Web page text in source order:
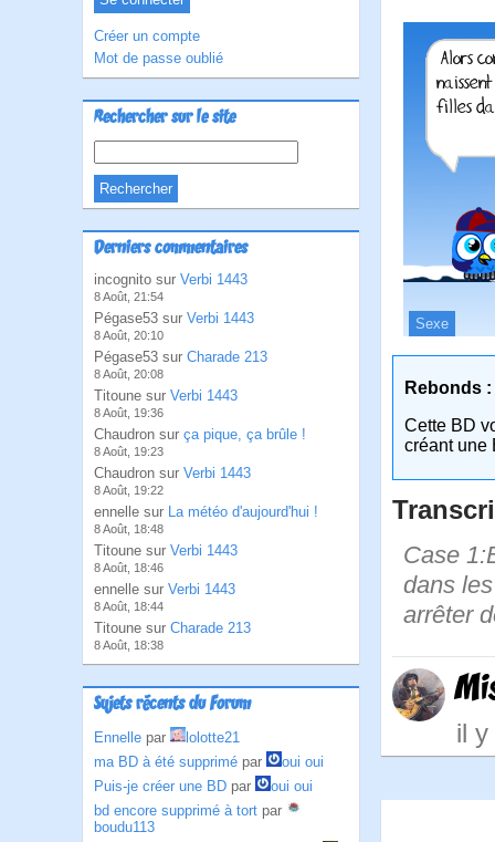
Créer un compte
Mot de passe oublié
Rechercher sur le site
Derniers commentaires
incognito sur Verbi 1443
8 Août, 21:54
Pégase53 sur Verbi 1443
8 Août, 20:10
Pégase53 sur Charade 213
8 Août, 20:08
Titoune sur Verbi 1443
8 Août, 19:36
Chaudron sur ça pique, ça brûle !
8 Août, 19:23
Chaudron sur Verbi 1443
8 Août, 19:22
ennelle sur La météo d'aujourd'hui !
8 Août, 18:48
Titoune sur Verbi 1443
8 Août, 18:46
ennelle sur Verbi 1443
8 Août, 18:44
Titoune sur Charade 213
8 Août, 18:38
Sujets récents du Forum
Ennelle par
lolotte21
ma BD à été supprimé par
oui oui
Puis-je créer une BD par
oui oui
bd encore supprimé à tort par
boudu113
Sexe
Rebonds :
Cette BD
créant une
Case
dans
arrêter
il